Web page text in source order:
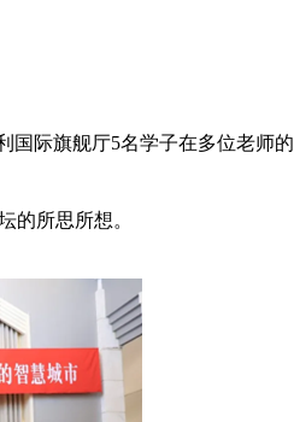
际旗舰厅5名学子在多位老师
的所思所想。